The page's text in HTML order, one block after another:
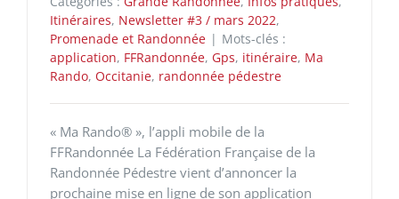
Itinéraires, Newsletter #3 / mars 2022,
Promenade et Randonnée | Mots-clés :
application, FFRandonnée, Gps, itinéraire, Ma
Rando, Occitanie, randonnée pédestre
« Ma Rando® », l’appli mobile de la
FFRandonnée La Fédération Française de la
Randonnée Pédestre vient d’annoncer la
prochaine mise en ligne de son application